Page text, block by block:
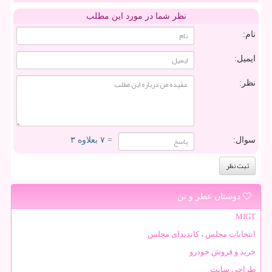
نظر شما در مورد این مطلب
نام:
ایمیل:
نظر:
سوال: = ۷ بعلاوه ۳
دوستان عطر و تن
MIGT
انتخابات مجلس ، کاندیدای مجلس
خرید و فروش خودرو
طراحی سایت